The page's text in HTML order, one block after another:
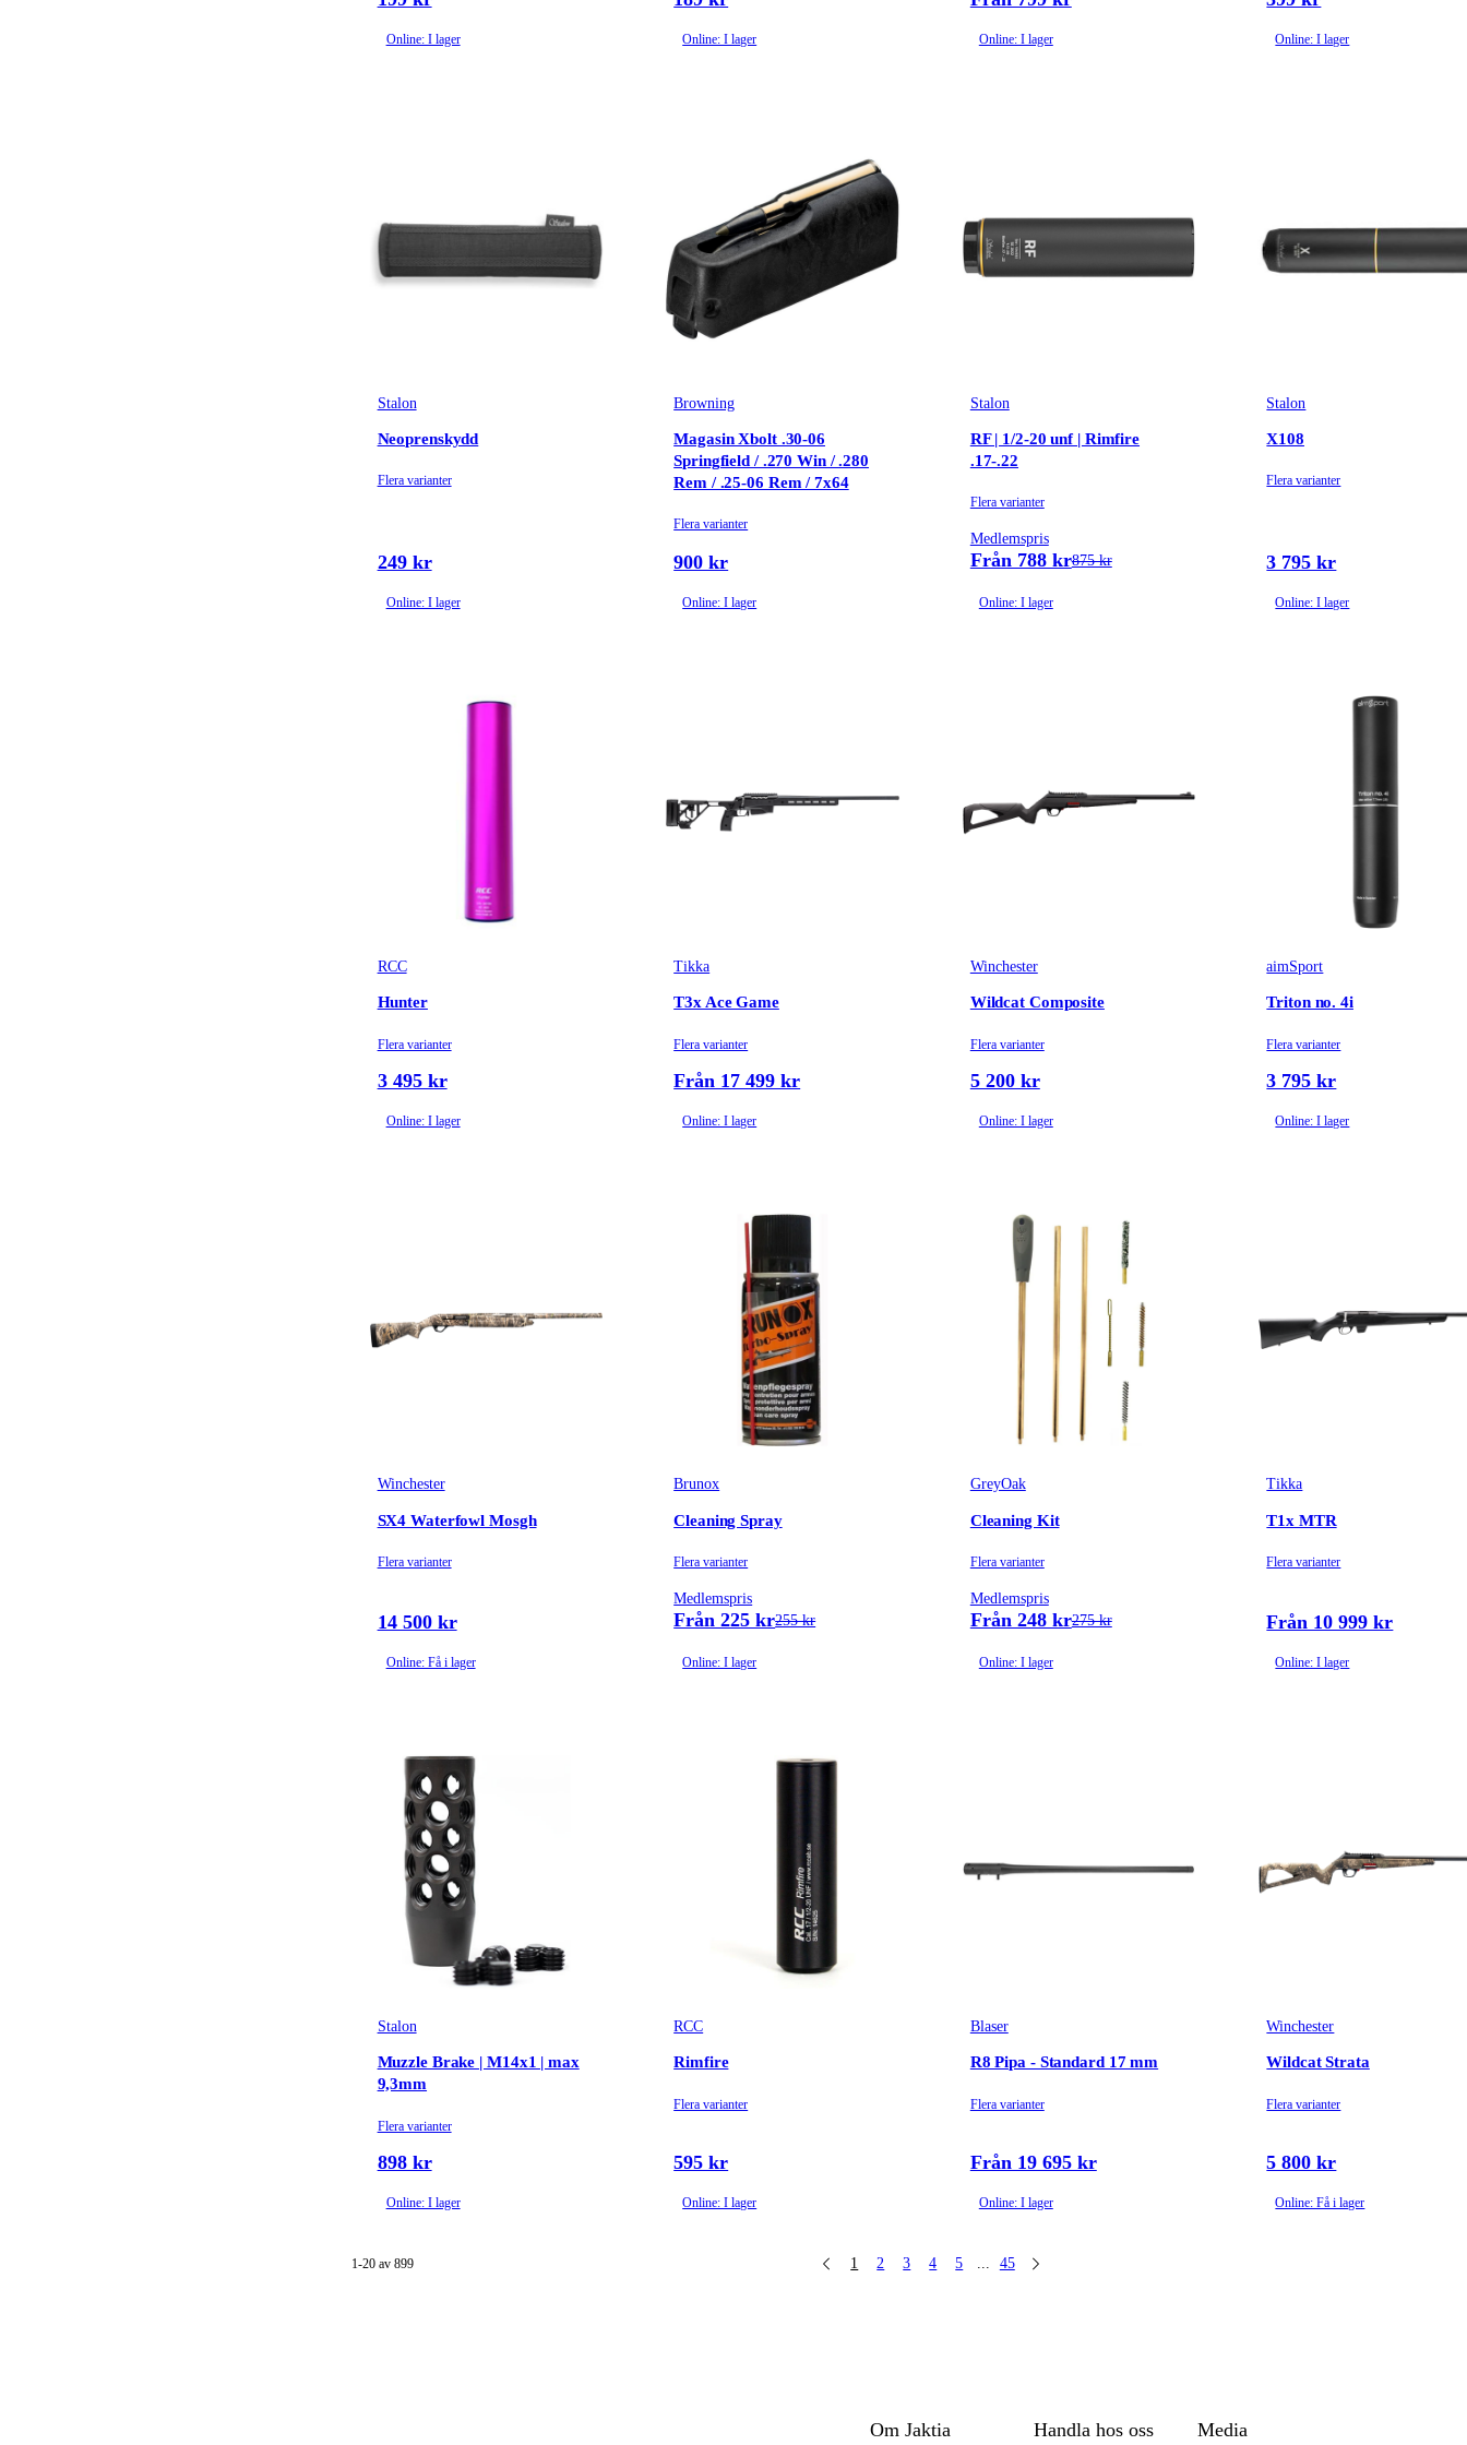
Online: I lager Online: I lager Online: I lager Online: I lager
Stalon
Neoprenskydd
Flera varianter
249 kr
Online: I lager
Browning
Magasin Xbolt .30-06
Springfield / .270 Win / .280
Rem / .25-06 Rem / 7x64
Flera varianter
900 kr
Online: I lager
Stalon
RF | 1/2-20 unf | Rimfire
.17-.22
Flera varianter
Medlemspris
Från 788 kr875 kr
Online: I lager
Stalon
X108
Flera varianter
3 795 kr
Online: I lager
RCC
Hunter
Flera varianter
3 495 kr
Online: I lager
Tikka
T3x Ace Game
Flera varianter
Från 17 499 kr
Online: I lager
Winchester
Wildcat Composite
Flera varianter
5 200 kr
Online: I lager
aimSport
Triton no. 4i
Flera varianter
3 795 kr
Online: I lager
Winchester
SX4 Waterfowl Mosgh
Flera varianter
14 500 kr
Online: Få i lager
Brunox
Cleaning Spray
Flera varianter
Medlemspris
Från 225 kr255 kr
Online: I lager
GreyOak
Cleaning Kit
Flera varianter
Medlemspris
Från 248 kr275 kr
Online: I lager
Tikka
T1x MTR
Flera varianter
Från 10 999 kr
Online: I lager
Stalon
Muzzle Brake | M14x1 | max
9,3mm
Flera varianter
898 kr
Online: I lager
RCC
Rimfire
Flera varianter
595 kr
Online: I lager
Blaser
R8 Pipa - Standard 17 mm
Flera varianter
Från 19 695 kr
Online: I lager
Winchester
Wildcat Strata
Flera varianter
5 800 kr
Online: Få i lager
1 2 3 4 5 45
1-20 av 899
Om Jaktia Handla hos oss Media